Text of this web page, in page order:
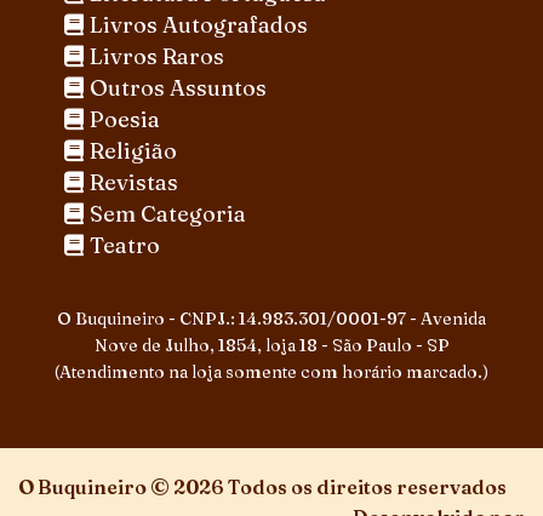
Livros Autografados
Livros Raros
Outros Assuntos
Poesia
Religião
Revistas
Sem Categoria
Teatro
O Buquineiro - CNPJ.: 14.983.301/0001-97 - Avenida
Nove de Julho, 1854, loja 18 - São Paulo - SP
(Atendimento na loja somente com horário marcado.)
O Buquineiro © 2026 Todos os direitos reservados